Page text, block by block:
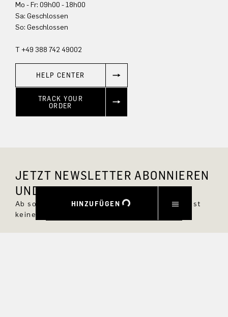
HINZUFÜGEN
Mo - Fr: 09h00 - 18h00
Sa: Geschlossen
So: Geschlossen
T +49 388 742 49002
HELP CENTER
TRACK YOUR
ORDER
JETZT NEWSLETTER ABONNIEREN
UND 10 % RABATT SICHERN.
Ab sofort bist Du immer up to date und verpasst
keine neuen Styles im DRYKORN Online Shop.